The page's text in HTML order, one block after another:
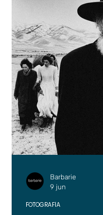
FOTOGRAFÍA
Barbarie
9 jun